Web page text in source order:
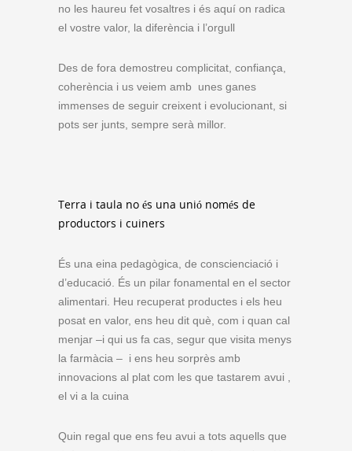
no les haureu fet vosaltres i és aquí on radica
el vostre valor, la diferència i l’orgull
Des de fora demostreu complicitat, confiança,
coherència i us veiem amb unes ganes
immenses de seguir creixent i evolucionant, si
pots ser junts, sempre serà millor.
Terra i taula no és una unió només de
productors i cuiners
És una eina pedagògica, de conscienciació i
d’educació. És un pilar fonamental en el sector
alimentari. Heu recuperat productes i els heu
posat en valor, ens heu dit què, com i quan cal
menjar –i qui us fa cas, segur que visita menys
la farmàcia – i ens heu sorprès amb
innovacions al plat com les que tastarem avui ,
el vi a la cuina
Quin regal que ens feu avui a tots aquells que